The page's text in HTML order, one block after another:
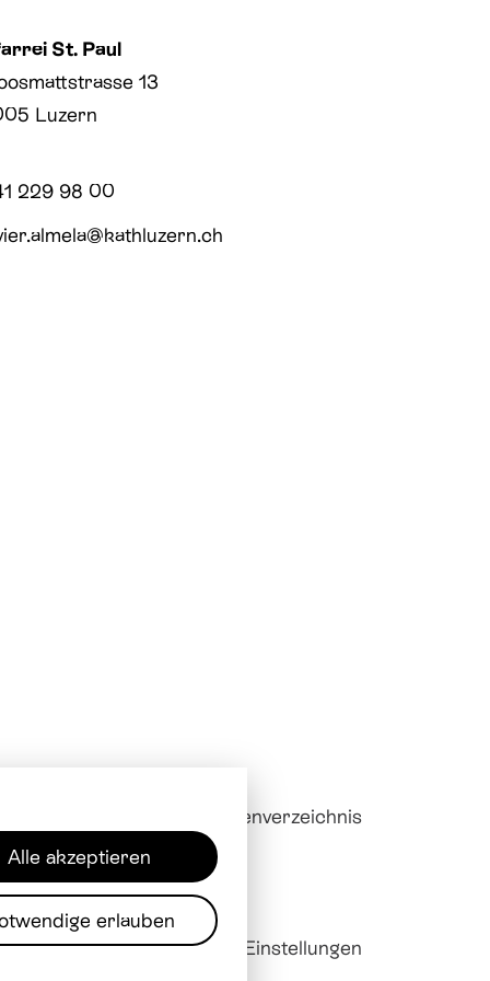
St. Paul
13
Luzern
229 98 00
Mitarbeitendenverzeichnis
Datenschutz Cookie Einstellungen
Alle akzeptieren
erlauben